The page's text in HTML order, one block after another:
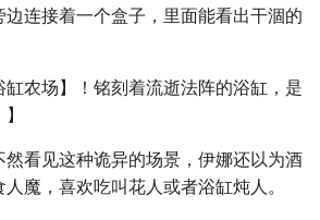
连接着一个盒子，里面能看出干涸的
缸农场】！铭刻着流逝法阵的浴缸，是
看见这种诡异的场景，伊娜还以为酒
魔，喜欢吃叫花人或者浴缸炖人。